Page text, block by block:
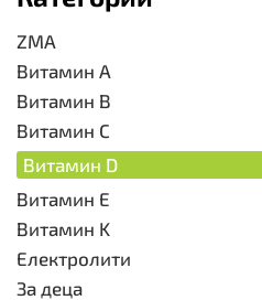
ZMA
Витамин A
Витамин B
Витамин C
Витамин D
Витамин E
Витамин K
Електролити
За деца